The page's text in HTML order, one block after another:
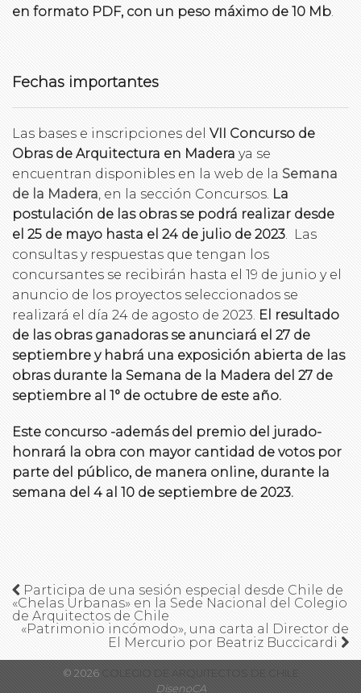
en formato PDF, con un peso máximo de 10 Mb
Fechas importantes
Las bases e inscripciones del VII Concurso de
Obras de Arquitectura en Madera ya se
encuentran disponibles en la web de la Semana
de la Madera, en la sección Concursos. La
postulación de las obras se podrá realizar desde
el 25 de mayo hasta el 24 de julio de 2023 . Las
consultas y respuestas que tengan los
concursantes se recibirán hasta el 19 de junio y el
anuncio de los proyectos seleccionados se
realizará el día 24 de agosto de 2023. El resultado
de las obras ganadoras se anunciará el 27 de
septiembre y habrá una exposición abierta de las
obras durante la Semana de la Madera del 27 de
septiembre al 1° de octubre de este año.
Este concurso -además del premio del jurado-
honrará la obra con mayor cantidad de votos por
parte del público, de manera online, durante la
semana del 4 al 10 de septiembre de 2023.
Participa de una sesión especial desde Chile de
«Chelas Urbanas» en la Sede Nacional del Colegio
de Arquitectos de Chile
«Patrimonio incómodo», una carta al Director de
El Mercurio por Beatriz Buccicardi
© 2026COLEGIO DE ARQUITECTOS DE CHILE
DisenoCA